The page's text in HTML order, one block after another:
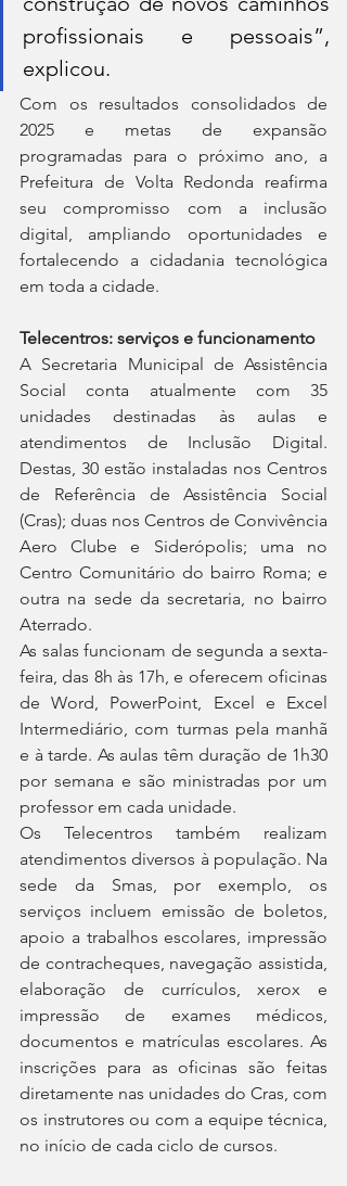
profissionais e pessoais”,
explicou.
Com os resultados consolidados de
2025 e metas de expansão
programadas para o próximo ano, a
Prefeitura de Volta Redonda reafirma
seu compromisso com a inclusão
digital, ampliando oportunidades e
fortalecendo a cidadania tecnológica
em toda a cidade.
Telecentros: serviços e funcionamento
A Secretaria Municipal de Assistência
Social conta atualmente com 35
unidades destinadas às aulas e
atendimentos de Inclusão Digital.
Destas, 30 estão instaladas nos Centros
de Referência de Assistência Social
(Cras); duas nos Centros de Convivência
Aero Clube e Siderópolis; uma no
Centro Comunitário do bairro Roma; e
outra na sede da secretaria, no bairro
Aterrado.
As salas funcionam de segunda a sexta-
feira, das 8h às 17h, e oferecem oficinas
de Word, PowerPoint, Excel e Excel
Intermediário, com turmas pela manhã
e à tarde. As aulas têm duração de 1h30
por semana e são ministradas por um
professor em cada unidade.
Os Telecentros também realizam
atendimentos diversos à população. Na
sede da Smas, por exemplo, os
serviços incluem emissão de boletos,
apoio a trabalhos escolares, impressão
de contracheques, navegação assistida,
elaboração de currículos, xerox e
impressão de exames médicos,
documentos e matrículas escolares. As
inscrições para as oficinas são feitas
diretamente nas unidades do Cras, com
os instrutores ou com a equipe técnica,
no início de cada ciclo de cursos.